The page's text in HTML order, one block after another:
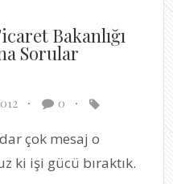
Bakanlığı
Sorular
0
çok mesaj o
ki işi gücü bıraktık.